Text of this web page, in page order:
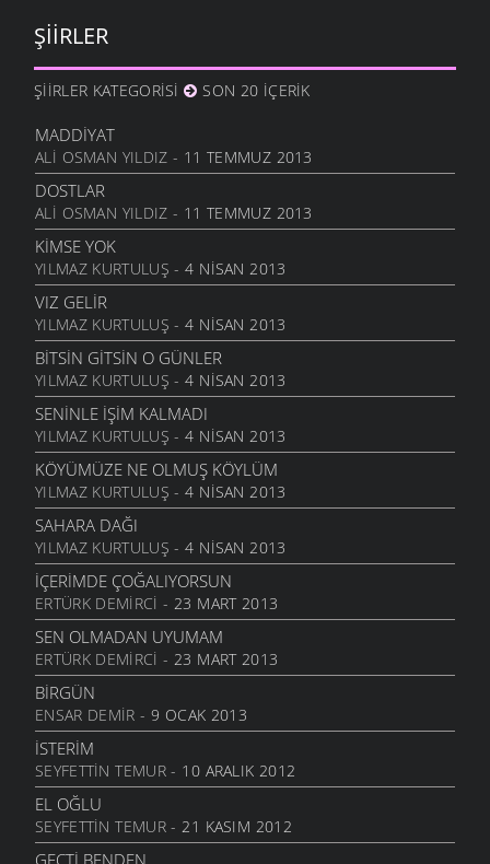
DURDUM
10 ARALIK 2011
ANAM
HESLER
27 KASIM 2011
BILEMEDIM
24 KASIM 2011
VARDIR
5 KASIM 2011
TOPRAKTIR
5 KASIM 2011
BITTI ÖĞRETMENIM
22 AĞUSTOS 2011
GENÇIYAN
15 AĞUSTOS 2011
ALDIRMA GÜLÜM
13 AĞUSTOS 2011
BENDE VARIM
24 TEMMUZ 2011
SARI KIZ
16 TEMMUZ 2011
GELIN CANLAR
3 TEMMUZ 2011
ARTVINIM II
29 HAZIRAN 2011
İNANMIŞTIN
26 HAZIRAN 2011
MANILER
10 HAZIRAN 2011
ŞIIRLER
ŞIIRLER KATEGORISI SON 20 İÇERIK
MADDIYAT
ALI OSMAN YILDIZ - 11 TEMMUZ 2013
DOSTLAR
ALI OSMAN YILDIZ - 11 TEMMUZ 2013
KIMSE YOK
YILMAZ KURTULUŞ - 4 NISAN 2013
VIZ GELIR
YILMAZ KURTULUŞ - 4 NISAN 2013
BITSIN GITSIN O GÜNLER
YILMAZ KURTULUŞ - 4 NISAN 2013
SENINLE İŞIM KALMADI
YILMAZ KURTULUŞ - 4 NISAN 2013
KÖYÜMÜZE NE OLMUŞ KÖYLÜM
YILMAZ KURTULUŞ - 4 NISAN 2013
SAHARA DAĞI
YILMAZ KURTULUŞ - 4 NISAN 2013
İÇERIMDE ÇOĞALIYORSUN
ERTÜRK DEMIRCI - 23 MART 2013
SEN OLMADAN UYUMAM
ERTÜRK DEMIRCI - 23 MART 2013
BIRGÜN
ENSAR DEMIR - 9 OCAK 2013
İSTERIM
SEYFETTIN TEMUR- 10 ARALIK 2012
EL OĞLU
SEYFETTIN TEMUR- 21 KASIM 2012